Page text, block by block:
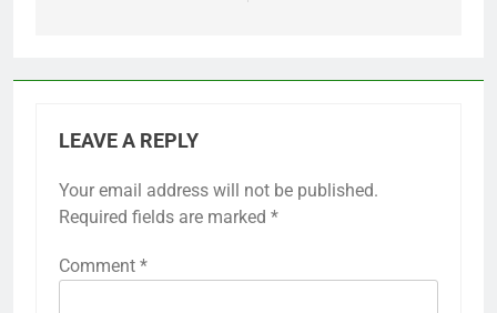
LEAVE A REPLY
Your email address will not be published.
Required fields are marked *
Comment *